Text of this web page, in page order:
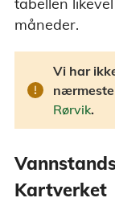
måneder.
Vi har
Rørvik.
Kartverket